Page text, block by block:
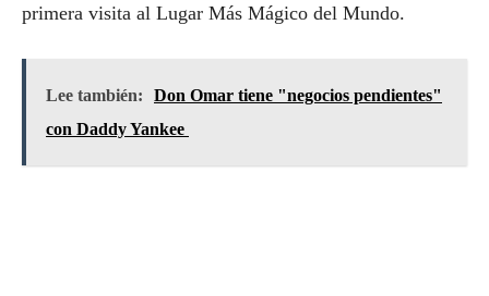
primera visita al Lugar Más Mágico del Mundo.
Lee también:
Don Omar tiene "negocios pendientes"
con Daddy Yankee